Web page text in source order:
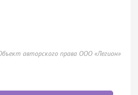
авторского права ООО «Легион»